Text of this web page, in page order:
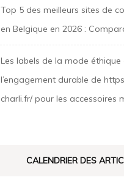
Top 5 des meilleurs sites de
en Belgique en 2026 :
Les labels de la mode éthique
l’engagement durable de
charli.fr/ pour les accessoires
CALENDRIER DES